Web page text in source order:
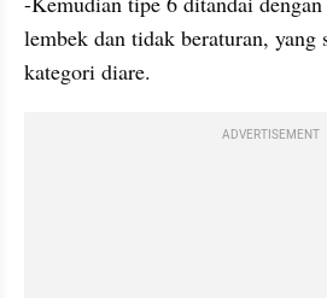
lembek dan tidak beraturan, yang
kategori diare.
ADVERTISEMENT